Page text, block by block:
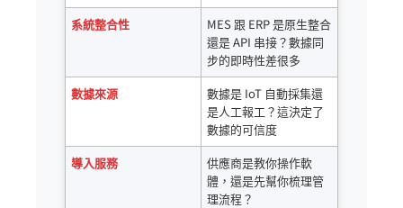
系統整合性
MES 跟 ERP 是原生整合
還是 API 串接？數據同
步的即時性差很多
數據來源
數據是 IoT 自動採集還
是人工報工？這決定了
數據的可信度
導入服務
供應商是教你操作軟
體，還是先幫你梳理管
理流程？